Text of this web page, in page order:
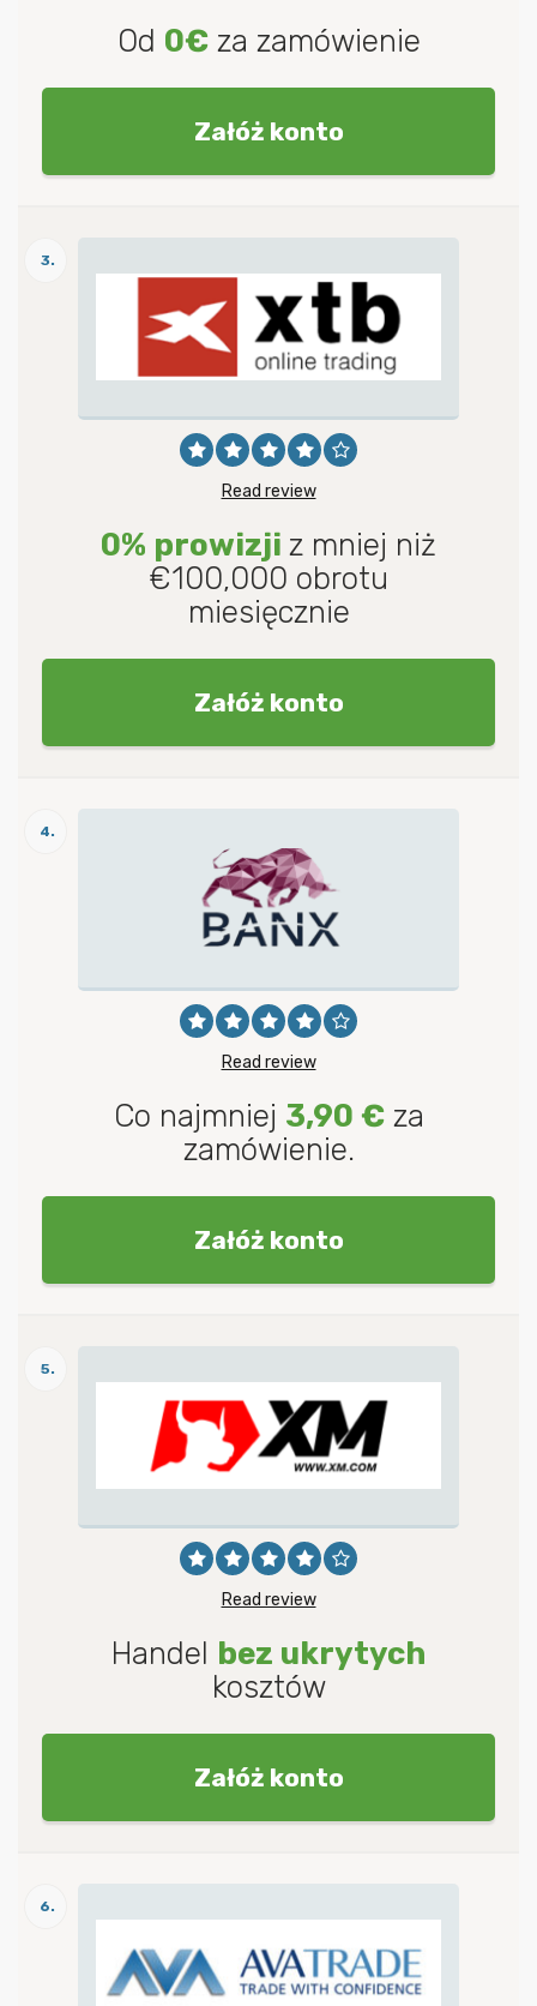
Od 0€za zamówienie
Załóż konto
3.
Read review
0% prowizji z mniej niż
€100,000 obrotu
miesięcznie
Załóż konto
4.
Read review
Co najmniej 3,90 €za
zamówienie.
Załóż konto
5.
Read review
Handel bez ukrytych
kosztów
Załóż konto
6.